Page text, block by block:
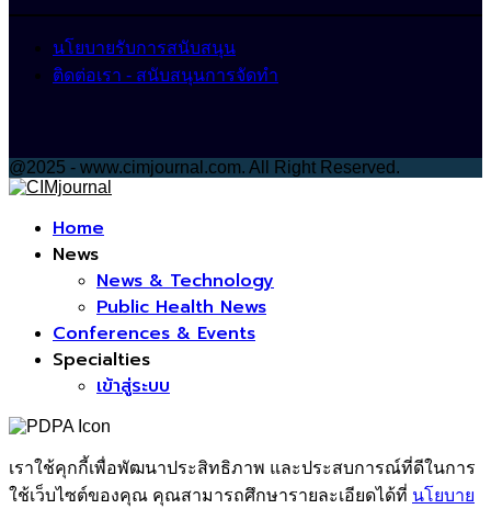
นโยบายรับการสนับสนุน
ติดต่อเรา - สนับสนุนการจัดทำ
@2025 - www.cimjournal.com. All Right Reserved.
Home
News
News & Technology
Public Health News
Conferences & Events
Specialties
เข้าสู่ระบบ
เราใช้คุกกี้เพื่อพัฒนาประสิทธิภาพ และประสบการณ์ที่ดีในการ
ใช้เว็บไซต์ของคุณ คุณสามารถศึกษารายละเอียดได้ที่ นโยบาย